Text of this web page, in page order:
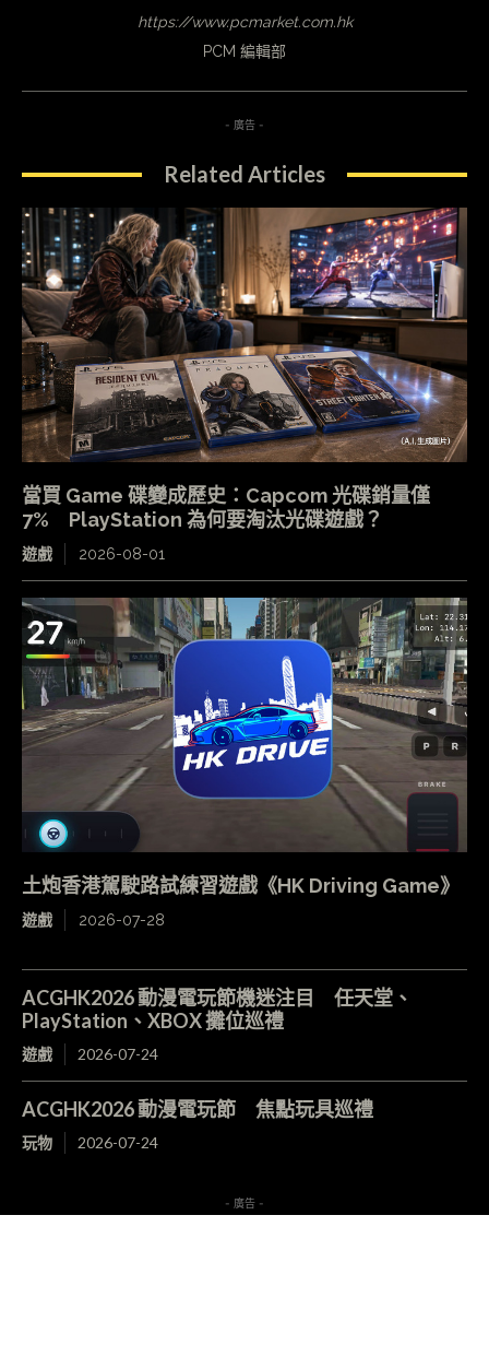
https://www.pcmarket.com.hk
PCM 編輯部
- 廣告 -
Related Articles
當買 Game 碟變成歷史：Capcom 光碟銷量僅
7% PlayStation 為何要淘汰光碟遊戲？
遊戲 2026-08-01
土炮香港駕駛路試練習遊戲《HK Driving Game》
遊戲 2026-07-28
ACGHK2026 動漫電玩節機迷注目 任天堂、
PlayStation、XBOX 攤位巡禮
遊戲 2026-07-24
ACGHK2026 動漫電玩節 焦點玩具巡禮
玩物 2026-07-24
- 廣告 -